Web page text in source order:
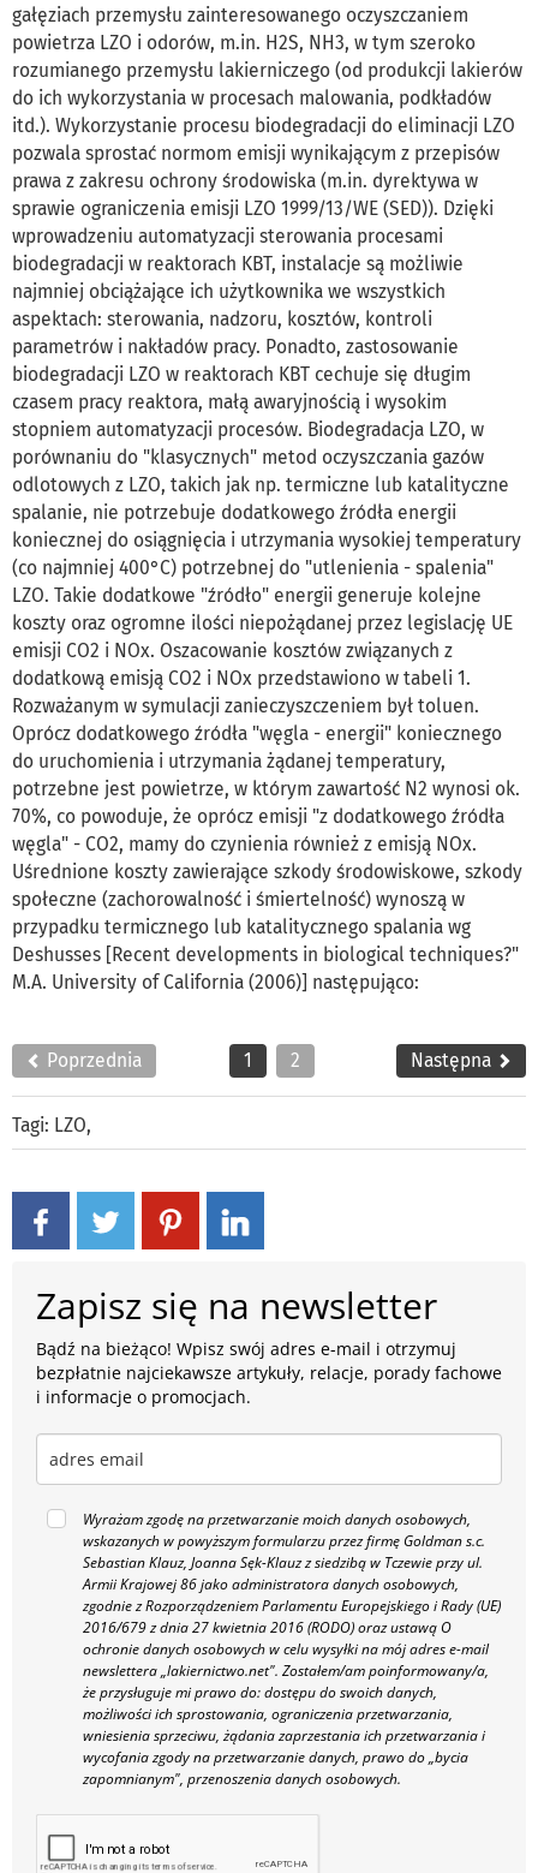
gałęziach przemysłu zainteresowanego oczyszczaniem
powietrza LZO i odorów, m.in. H2S, NH3, w tym szeroko
rozumianego przemysłu lakierniczego (od produkcji lakierów
do ich wykorzystania w procesach malowania, podkładów
itd.). Wykorzystanie procesu biodegradacji do eliminacji LZO
pozwala sprostać normom emisji wynikającym z przepisów
prawa z zakresu ochrony środowiska (m.in. dyrektywa w
sprawie ograniczenia emisji LZO 1999/13/WE (SED)). Dzięki
wprowadzeniu automatyzacji sterowania procesami
biodegradacji w reaktorach KBT, instalacje są możliwie
najmniej obciążające ich użytkownika we wszystkich
aspektach: sterowania, nadzoru, kosztów, kontroli
parametrów i nakładów pracy. Ponadto, zastosowanie
biodegradacji LZO w reaktorach KBT cechuje się długim
czasem pracy reaktora, małą awaryjnością i wysokim
stopniem automatyzacji procesów. Biodegradacja LZO, w
porównaniu do "klasycznych" metod oczyszczania gazów
odlotowych z LZO, takich jak np. termiczne lub katalityczne
spalanie, nie potrzebuje dodatkowego źródła energii
koniecznej do osiągnięcia i utrzymania wysokiej temperatury
(co najmniej 400°C) potrzebnej do "utlenienia - spalenia"
LZO. Takie dodatkowe "źródło" energii generuje kolejne
koszty oraz ogromne ilości niepożądanej przez legislację UE
emisji CO2 i NOx. Oszacowanie kosztów związanych z
dodatkową emisją CO2 i NOx przedstawiono w tabeli 1.
Rozważanym w symulacji zanieczyszczeniem był toluen.
Oprócz dodatkowego źródła "węgla - energii" koniecznego
do uruchomienia i utrzymania żądanej temperatury,
potrzebne jest powietrze, w którym zawartość N2 wynosi ok.
70%, co powoduje, że oprócz emisji "z dodatkowego źródła
węgla" - CO2, mamy do czynienia również z emisją NOx.
Uśrednione koszty zawierające szkody środowiskowe, szkody
społeczne (zachorowalność i śmiertelność) wynoszą w
przypadku termicznego lub katalitycznego spalania wg
Deshusses [Recent developments in biological techniques?"
M.A. University of California (2006)] następująco:
Poprzednia 1 2 Następna
Tagi: LZO,
Zapisz się na newsletter
Bądź na bieżąco! Wpisz swój adres e-mail i otrzymuj
bezpłatnie najciekawsze artykuły, relacje, porady fachowe
i informacje o promocjach.
Wyrażam zgodę na przetwarzanie moich danych osobowych,
wskazanych w powyższym formularzu przez firmę Goldman s.c.
Sebastian Klauz, Joanna Sęk-Klauz z siedzibą w Tczewie przy ul.
Armii Krajowej 86 jako administratora danych osobowych,
zgodnie z Rozporządzeniem Parlamentu Europejskiego i Rady (UE)
2016/679 z dnia 27 kwietnia 2016 (RODO) oraz ustawą O
ochronie danych osobowych w celu wysyłki na mój adres e-mail
newslettera „lakiernictwo.net". Zostałem/am poinformowany/a,
że przysługuje mi prawo do: dostępu do swoich danych,
możliwości ich sprostowania, ograniczenia przetwarzania,
wniesienia sprzeciwu, żądania zaprzestania ich przetwarzania i
wycofania zgody na przetwarzanie danych, prawo do „bycia
zapomnianym", przenoszenia danych osobowych.